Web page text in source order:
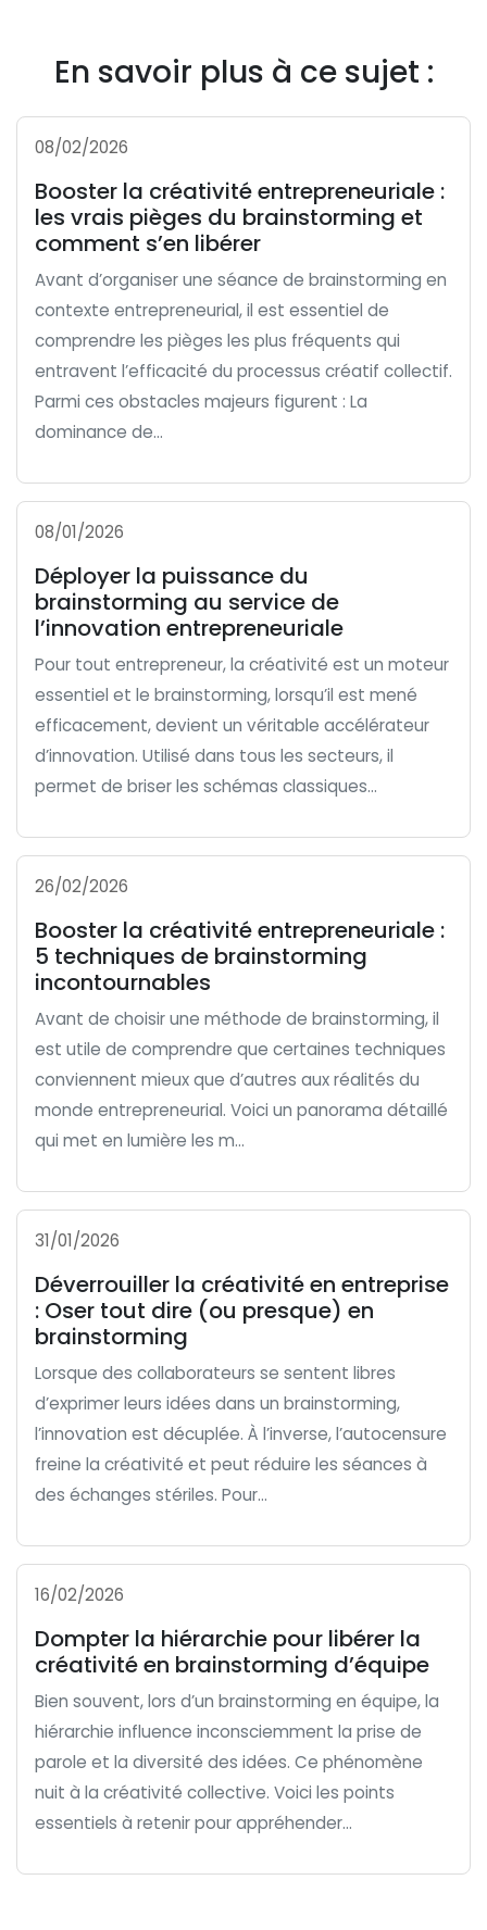
En savoir plus à ce sujet :
08/02/2026
Booster la créativité entrepreneuriale :
les vrais pièges du brainstorming et
comment s’en libérer
Avant d’organiser une séance de brainstorming en
contexte entrepreneurial, il est essentiel de
comprendre les pièges les plus fréquents qui
entravent l’efficacité du processus créatif collectif.
Parmi ces obstacles majeurs figurent : La
dominance de...
08/01/2026
Déployer la puissance du
brainstorming au service de
l’innovation entrepreneuriale
Pour tout entrepreneur, la créativité est un moteur
essentiel et le brainstorming, lorsqu’il est mené
efficacement, devient un véritable accélérateur
d’innovation. Utilisé dans tous les secteurs, il
permet de briser les schémas classiques...
26/02/2026
Booster la créativité entrepreneuriale :
5 techniques de brainstorming
incontournables
Avant de choisir une méthode de brainstorming, il
est utile de comprendre que certaines techniques
conviennent mieux que d’autres aux réalités du
monde entrepreneurial. Voici un panorama détaillé
qui met en lumière les m...
31/01/2026
Déverrouiller la créativité en entreprise
: Oser tout dire (ou presque) en
brainstorming
Lorsque des collaborateurs se sentent libres
d’exprimer leurs idées dans un brainstorming,
l’innovation est décuplée. À l’inverse, l’autocensure
freine la créativité et peut réduire les séances à
des échanges stériles. Pour...
16/02/2026
Dompter la hiérarchie pour libérer la
créativité en brainstorming d’équipe
Bien souvent, lors d’un brainstorming en équipe, la
hiérarchie influence inconsciemment la prise de
parole et la diversité des idées. Ce phénomène
nuit à la créativité collective. Voici les points
essentiels à retenir pour appréhender...